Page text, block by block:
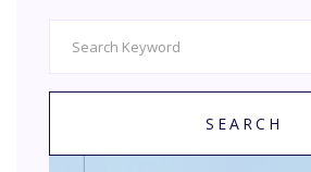
SEARCH